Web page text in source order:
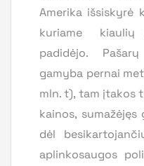
Amerika išsiskyrė
kuriame kiaulių
padidėjo.
gamyba pernai
mln. t), tam įtakos
kainos,
dėl
aplinkosaugos